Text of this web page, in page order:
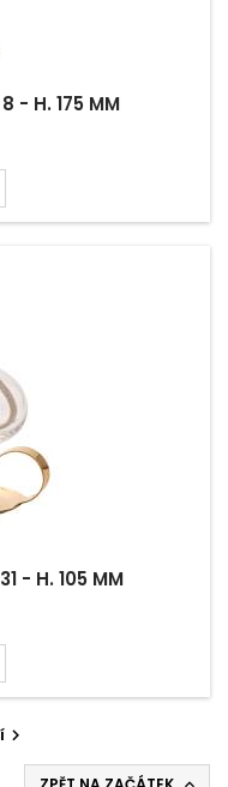
- H. 175 MM
- H. 105 MM
